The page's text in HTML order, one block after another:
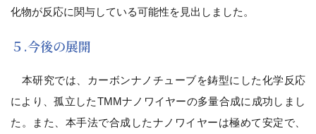
化物が反応に関与している可能性を見出しました。
５.今後の展開
本研究では、カーボンナノチューブを鋳型にした化学反応
により、孤立したTMMナノワイヤーの多量合成に成功しまし
た。また、本手法で合成したナノワイヤーは極めて安定で、